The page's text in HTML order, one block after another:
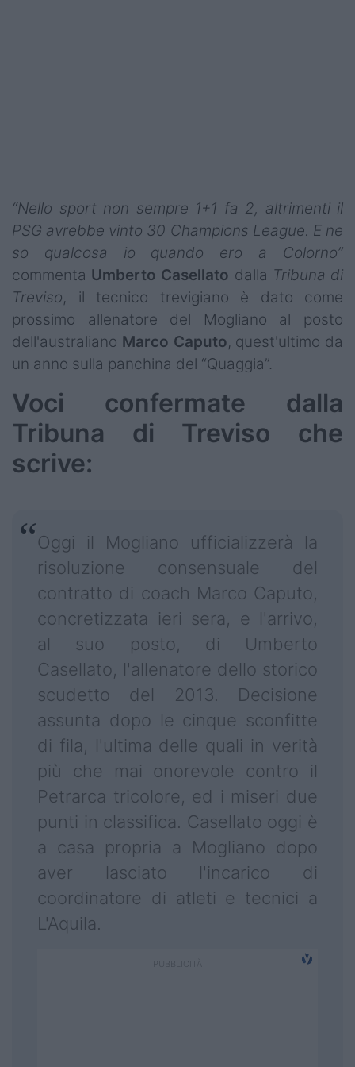
“Nello sport non sempre 1+1 fa 2, altrimenti il
PSG avrebbe vinto 30 Champions League. E ne
so qualcosa io quando ero a Colorno”
commenta Umberto Casellato dalla Tribuna di
Treviso, il tecnico trevigiano è dato come
prossimo allenatore del Mogliano al posto
dell'australiano Marco Caputo, quest'ultimo da
un anno sulla panchina del “Quaggia”.
Voci confermate dalla
Tribuna di Treviso che
scrive:
Oggi il Mogliano ufficializzerà la
risoluzione consensuale del
contratto di coach Marco Caputo,
concretizzata ieri sera, e l'arrivo,
al suo posto, di Umberto
Casellato, l'allenatore dello storico
scudetto del 2013. Decisione
assunta dopo le cinque sconfitte
di fila, l'ultima delle quali in verità
più che mai onorevole contro il
Petrarca tricolore, ed i miseri due
punti in classifica. Casellato oggi è
a casa propria a Mogliano dopo
aver lasciato l'incarico di
coordinatore di atleti e tecnici a
L'Aquila.